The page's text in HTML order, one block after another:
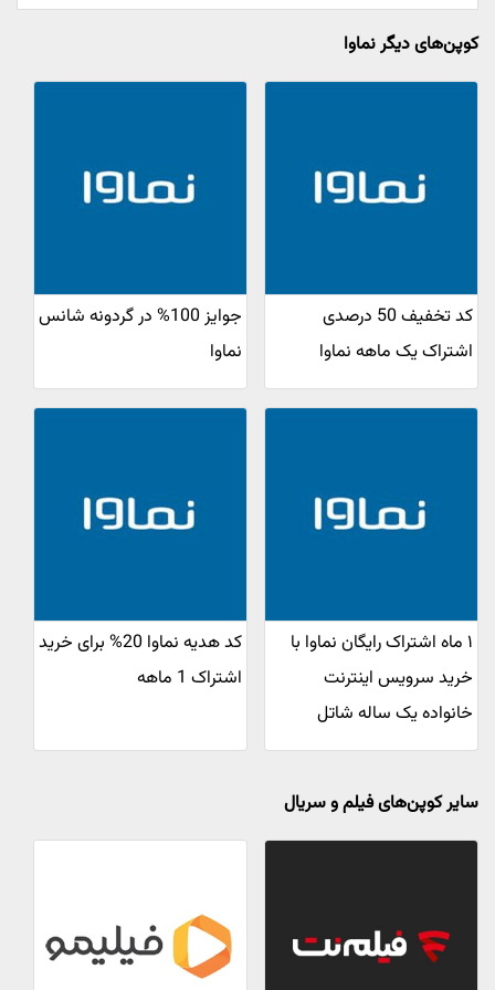
کوپن‌های دیگر نماوا
کد تخفیف 50 درصدی
اشتراک یک ماهه نماوا
جوایز 100% در گردونه شانس
نماوا
۱ ماه اشتراک رایگان نماوا با
خرید سرویس اینترنت
خانواده یک ساله شاتل
کد هدیه نماوا 20% برای خرید
اشتراک 1 ماهه
سایر کوپن‌های فیلم و سریال